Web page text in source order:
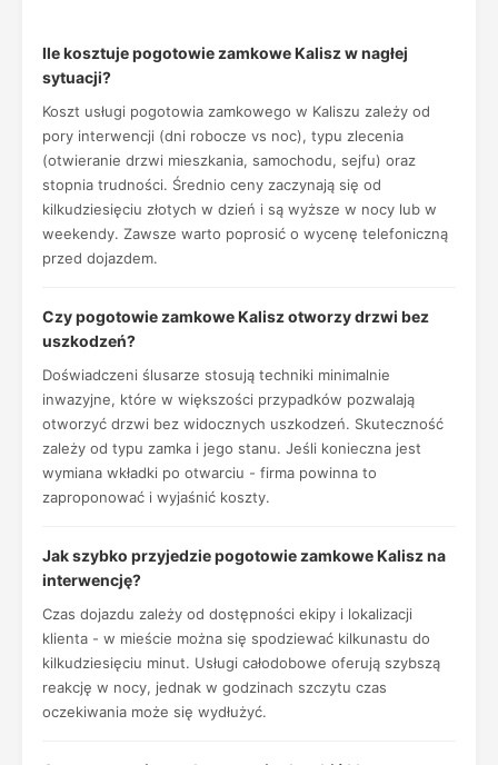
Ile kosztuje pogotowie zamkowe Kalisz w nagłej
sytuacji?
Koszt usługi pogotowia zamkowego w Kaliszu zależy od
pory interwencji (dni robocze vs noc), typu zlecenia
(otwieranie drzwi mieszkania, samochodu, sejfu) oraz
stopnia trudności. Średnio ceny zaczynają się od
kilkudziesięciu złotych w dzień i są wyższe w nocy lub w
weekendy. Zawsze warto poprosić o wycenę telefoniczną
przed dojazdem.
Czy pogotowie zamkowe Kalisz otworzy drzwi bez
uszkodzeń?
Doświadczeni ślusarze stosują techniki minimalnie
inwazyjne, które w większości przypadków pozwalają
otworzyć drzwi bez widocznych uszkodzeń. Skuteczność
zależy od typu zamka i jego stanu. Jeśli konieczna jest
wymiana wkładki po otwarciu - firma powinna to
zaproponować i wyjaśnić koszty.
Jak szybko przyjedzie pogotowie zamkowe Kalisz na
interwencję?
Czas dojazdu zależy od dostępności ekipy i lokalizacji
klienta - w mieście można się spodziewać kilkunastu do
kilkudziesięciu minut. Usługi całodobowe oferują szybszą
reakcję w nocy, jednak w godzinach szczytu czas
oczekiwania może się wydłużyć.